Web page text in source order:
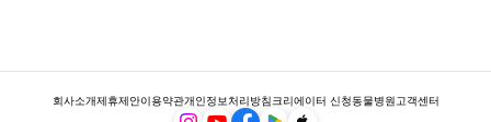
회사소개제휴제안이용약관개인정보처리방침크리에이터 신청동물병원고객센터